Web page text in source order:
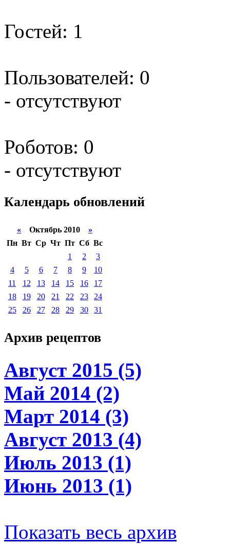
Гостей: 1
Пользователей: 0
- отсутствуют
Роботов: 0
- отсутствуют
Календарь обновлений
« Октябрь 2010 »
Пн Вт Ср Чт Пт Сб Вс
1
2
3
4
5 6 7 8 9
10
11
12 13 14 15 16
17
18
19 20 21 22 23
24
25
26 27 28 29 30 31
Архив рецептов
Август 2015 (5)
Май 2014 (2)
Март 2014 (3)
Август 2013 (4)
Июль 2013 (1)
Июнь 2013 (1)
Показать весь архив